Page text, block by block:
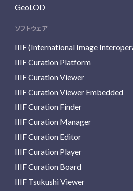
GeoLOD
ソフトウェア
IIIF (International Image
IIIF Curation Platform
IIIF Curation Viewer
IIIF Curation Viewer Embedded
IIIF Curation Finder
IIIF Curation Manager
IIIF Curation Editor
IIIF Curation Player
IIIF Curation Board
IIIF Tsukushi Viewer